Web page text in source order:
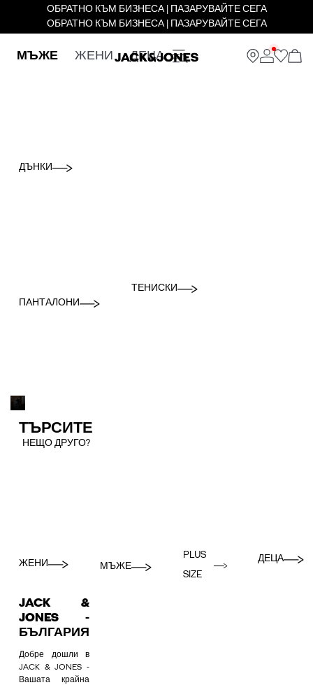
ОБРАТНО КЪМ БИЗНЕСА | ПАЗАРУВАЙТЕ СЕГА
ОБРАТНО КЪМ БИЗНЕСА | ПАЗАРУВАЙТЕ СЕГА
МЪЖЕ ЖЕНИ ДЕЦА
ДЪНКИ
ПАНТАЛОНИ
ТЕНИСКИ
ТЪРСИТЕ
НЕЩО ДРУГО?
ЖЕНИ МЪЖЕ
PLUS
SIZE
ДЕЦА
JACK &
JONES -
БЪЛГАРИЯ
Добре дошли в
JACK & JONES -
Вашата крайна